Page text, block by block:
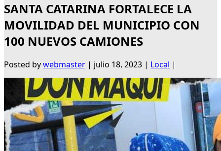
SANTA CATARINA FORTALECE LA
MOVILIDAD DEL MUNICIPIO CON
100 NUEVOS CAMIONES
Posted bywebmaster | julio 18, 2023 | Local |